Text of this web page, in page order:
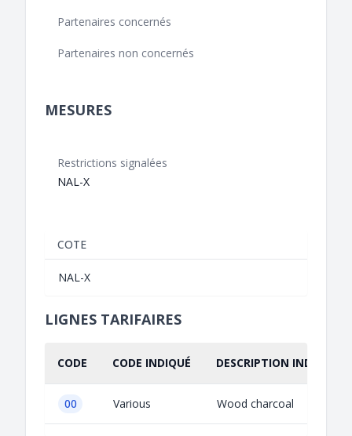
Partenaires concernés
Partenaires non concernés
MESURES
Restrictions signalées
NAL-X
COTE
NAL-X
LIGNES TARIFAIRES
CODE CODE INDIQUÉ DESCRIPTION INDIQUÉE
00 Various Wood charcoal